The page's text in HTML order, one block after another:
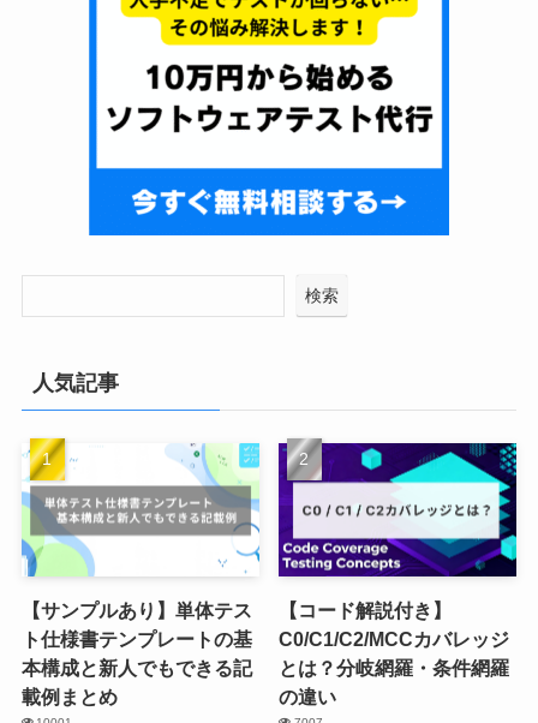
検索
人気記事
【サンプルあり】単体テス
ト仕様書テンプレートの基
本構成と新人でもできる記
載例まとめ
【コード解説付き】
C0/C1/C2/MCCカバレッジ
とは？分岐網羅・条件網羅
の違い